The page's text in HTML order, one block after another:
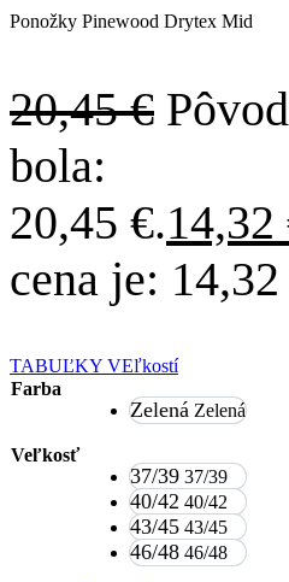
Ponožky Pinewood Drytex Mid
20,45€
bola:
20,45 €.14,32
cena je: 14,32
TABUĽKY VEľkostí
Farba
Zelená Zelená
Veľkosť
37/39 37/39
40/42 40/42
43/45 43/45
46/48 46/48